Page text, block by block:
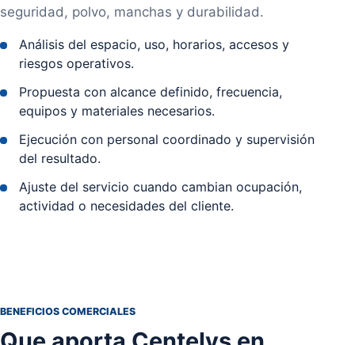
seguridad, polvo, manchas y durabilidad.
Análisis del espacio, uso, horarios, accesos y
riesgos operativos.
Propuesta con alcance definido, frecuencia,
equipos y materiales necesarios.
Ejecución con personal coordinado y supervisión
del resultado.
Ajuste del servicio cuando cambian ocupación,
actividad o necesidades del cliente.
BENEFICIOS COMERCIALES